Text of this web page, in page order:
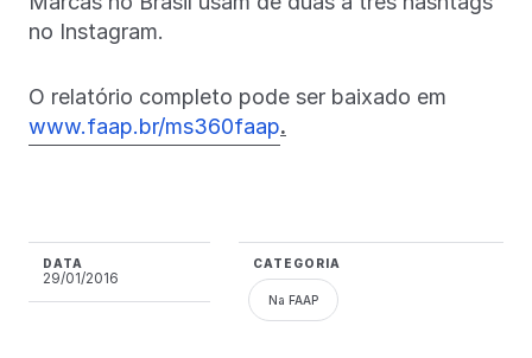
no Instagram.
O relatório completo pode ser baixado em
www.faap.br/ms360faap.
DATA
29/01/2016
CATEGORIA
Na FAAP